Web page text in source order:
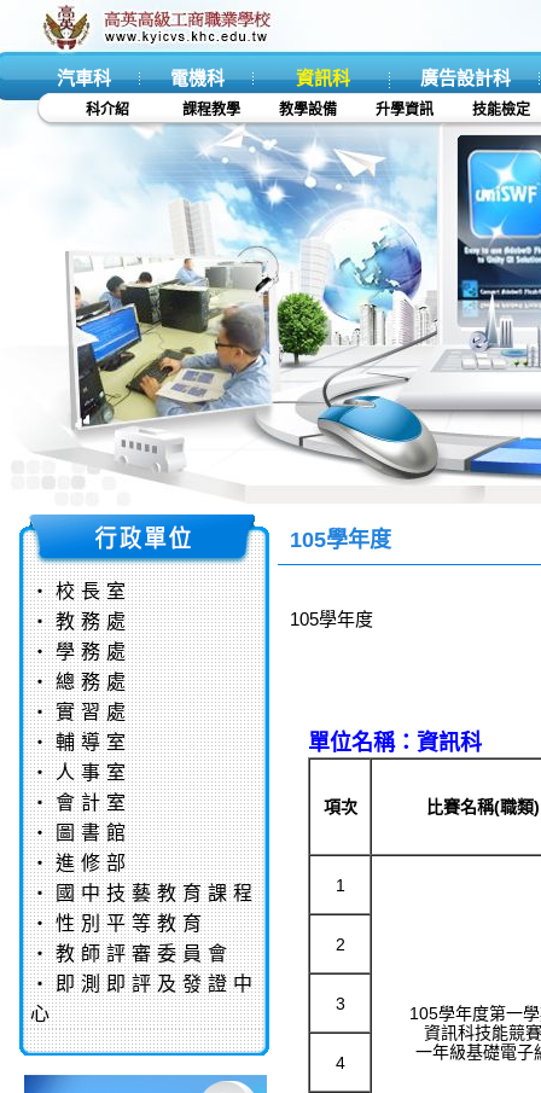
汽車科 電機科 資訊科 廣告設計科
科介紹 課程教學 教學設備 升學資訊 技能檢定
‧校長室
‧教務處
‧學務處
‧總務處
‧實習處
‧輔導室
‧人事室
‧會計室
‧圖書館
‧進修部
‧國中技藝教育課程
‧性別平等教育
‧教師評審委員會
‧即測即評及發證中
心
105學年度
105學年度
單位名稱：資訊科
項次 比賽名稱(職類)
1
105學年度第一
資訊科技能競賽
一年級基礎電子
2
3
4